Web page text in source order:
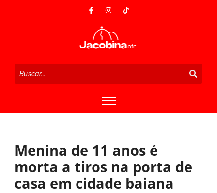
Menina de 11 anos é
morta a tiros na porta de
casa em cidade baiana